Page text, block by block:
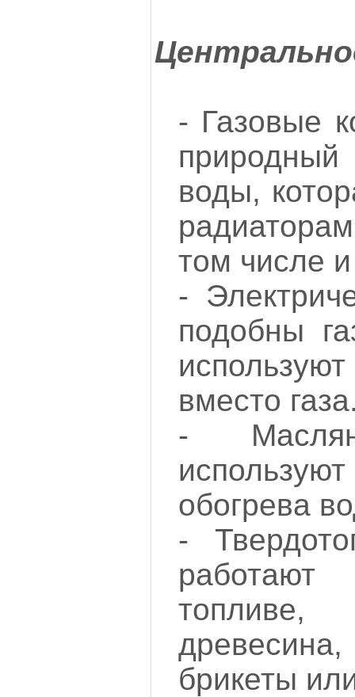
- Газовые
природный
воды,
том числе
-
подобны
вместо
-
обогрева
-
брикеты